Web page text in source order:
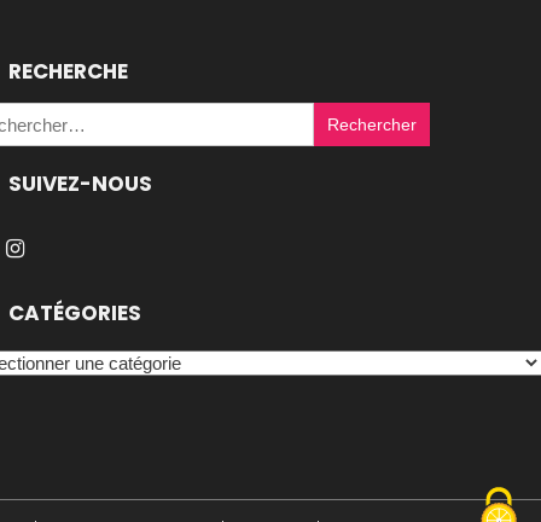
RECHERCHE
Rechercher :
SUIVEZ-NOUS
CATÉGORIES